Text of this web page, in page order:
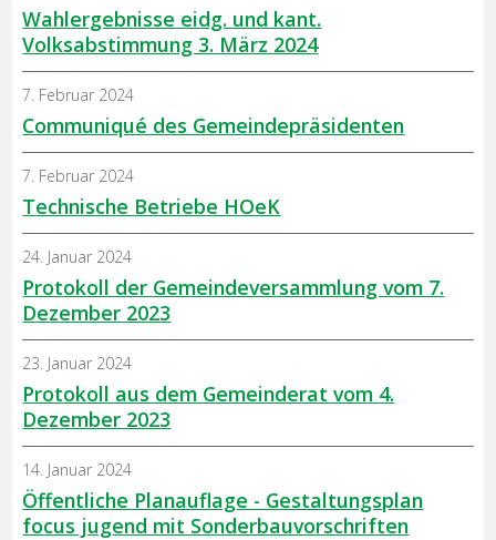
Wahlergebnisse eidg. und kant.
Volksabstimmung 3. März 2024
Communiqué des Gemeindepräsidenten
7. Februar 2024
Technische Betriebe HOeK
7. Februar 2024
Protokoll der Gemeindeversammlung vom 7.
Dezember 2023
24. Januar 2024
Protokoll aus dem Gemeinderat vom 4.
Dezember 2023
23. Januar 2024
Öffentliche Planauflage - Gestaltungsplan
focus jugend mit Sonderbauvorschriften
14. Januar 2024